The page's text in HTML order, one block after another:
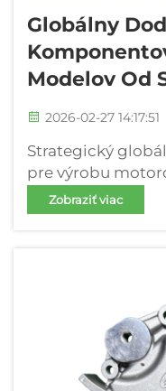
Globálny
Modelov Od
2026-02-27 14:17:51
Strategický
pre výrobu
kľúčových
Ázia–Tichý
Zobraziť viac